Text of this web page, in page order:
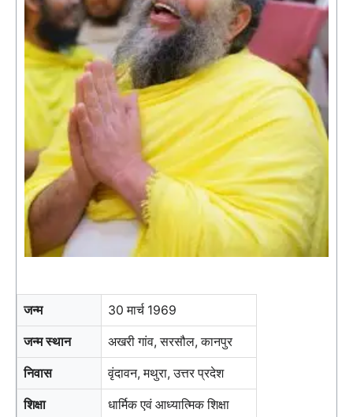
जन्म 30 मार्च 1969
जन्म स्थान अखरी गांव, सरसौल, कानपुर
निवास वृंदावन, मथुरा, उत्तर प्रदेश
शिक्षा धार्मिक एवं आध्यात्मिक शिक्षा